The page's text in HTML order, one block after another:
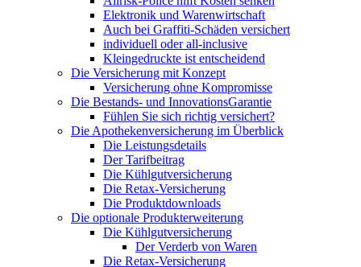
Elektronik und Warenwirtschaft
Auch bei Graffiti-Schäden versichert
individuell oder all-inclusive
Kleingedruckte ist entscheidend
Die Versicherung mit Konzept
Versicherung ohne Kompromisse
Die Bestands- und InnovationsGarantie
Fühlen Sie sich richtig versichert?
Die Apothekenversicherung im Überblick
Die Leistungsdetails
Der Tarifbeitrag
Die Kühlgutversicherung
Die Retax-Versicherung
Die Produktdownloads
Die optionale Produkterweiterung
Die Kühlgutversicherung
Der Verderb von Waren
Die Retax-Versicherung